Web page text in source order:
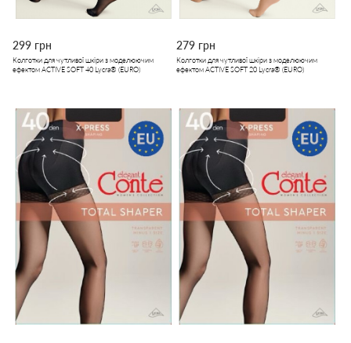
299 грн
Колготки для чутливої шкіри з моделюючим
ефектом ACTIVE SOFT 40 Lycra® (EURO)
279 грн
Колготки для чутливої шкіри з моделюючим
ефектом ACTIVE SOFT 20 Lycra® (EURO)